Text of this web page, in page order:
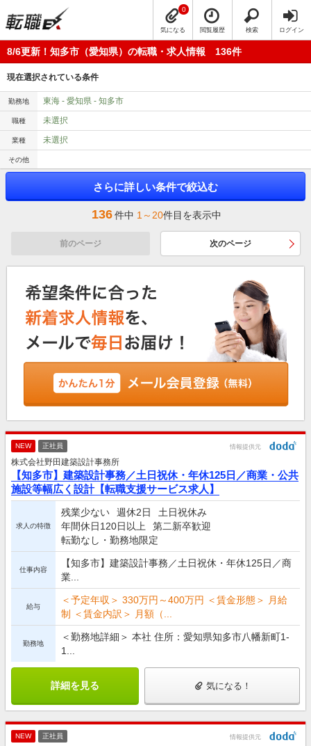
気になる
0
閲覧履歴 検索 ログイン
8/6更新！知多市（愛知県）の転職・求人情報 136件
現在選択されている条件
勤務地 東海 - 愛知県 - 知多市
職種 未選択
業種 未選択
その他
さらに詳しい条件で絞込む
136件中 1～20件目を表示中
前のページ 次のページ
NEW 正社員 情報提供元
株式会社野田建築設計事務所
【知多市】建築設計事務／土日祝休・年休125日／商業・公共
施設等幅広く設計【転職支援サービス求人】
求人の特徴
残業少ない 週休2日
土日祝休み
年間休日120日以上
第二新卒歓迎
転勤なし・勤務地限定
仕事内容
【知多市】建築設計事務／土日祝休・年休125日／商
業...
給与
＜予定年収＞ 330万円～400万円 ＜賃金形態＞ 月給
制 ＜賃金内訳＞ 月額（...
勤務地
＜勤務地詳細＞ 本社 住所：愛知県知多市八幡新町1-
1...
詳細を見る 気になる！
NEW 正社員 情報提供元